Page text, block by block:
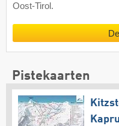
Oost-Tirol.
Pistekaarten